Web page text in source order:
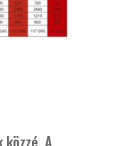
A